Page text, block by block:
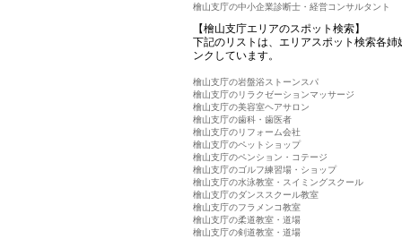
檜山支庁の中小企業診断士・経営コンサルタント
【檜山支庁エリアのスポット検索】
下記のリストは、エリアスポット検索各
ンクしています。
檜山支庁の岩盤浴ストーンスパ
檜山支庁のリラクゼーションマッサージ
檜山支庁の美容室ヘアサロン
檜山支庁の歯科・歯医者
檜山支庁のリフォーム会社
檜山支庁のペットショップ
檜山支庁のペンション・コテージ
檜山支庁のゴルフ練習場・ショップ
檜山支庁の水泳教室・スイミングスクール
檜山支庁のダンススクール教室
檜山支庁のフラメンコ教室
檜山支庁の柔道教室・道場
檜山支庁の剣道教室・道場